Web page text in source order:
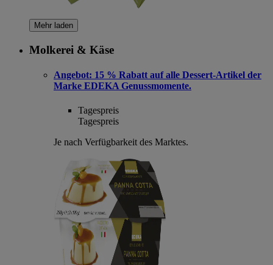
Mehr laden
Molkerei & Käse
Angebot: 15 % Rabatt auf alle Dessert-Artikel der
Marke EDEKA Genussmomente.
Tagespreis
Tagespreis
Je nach Verfügbarkeit des Marktes.